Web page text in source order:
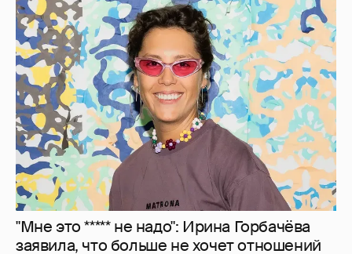
"Мне это ***** не надо": Ирина Горбачёва
заявила, что больше не хочет отношений
8